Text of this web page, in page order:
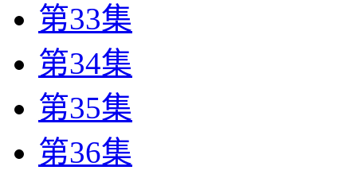
第33集
第34集
第35集
第36集